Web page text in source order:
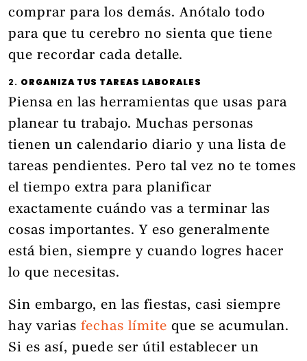
comprar para los demás. Anótalo todo
para que tu cerebro no sienta que tiene
que recordar cada detalle.
2. ORGANIZA TUS TAREAS LABORALES
Piensa en las herramientas que usas para
planear tu trabajo. Muchas personas
tienen un calendario diario y una lista de
tareas pendientes. Pero tal vez no te tomes
el tiempo extra para planificar
exactamente cuándo vas a terminar las
cosas importantes. Y eso generalmente
está bien, siempre y cuando logres hacer
lo que necesitas.
Sin embargo, en las fiestas, casi siempre
hay varias fechas límite que se acumulan.
Si es así, puede ser útil establecer un